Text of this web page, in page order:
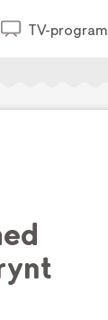
TV-program